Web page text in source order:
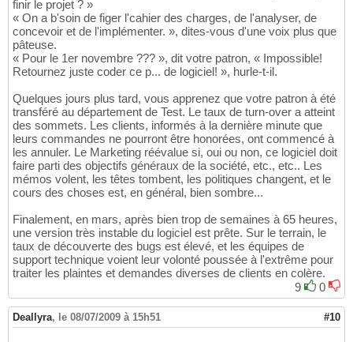
finir le projet ? »
« On a b'soin de figer l'cahier des charges, de l'analyser, de
concevoir et de l'implémenter. », dites-vous d'une voix plus que
pâteuse.
« Pour le 1er novembre ??? », dit votre patron, « Impossible!
Retournez juste coder ce p... de logiciel! », hurle-t-il.
Quelques jours plus tard, vous apprenez que votre patron à été
transféré au département de Test. Le taux de turn-over a atteint
des sommets. Les clients, informés à la dernière minute que
leurs commandes ne pourront être honorées, ont commencé à
les annuler. Le Marketing réévalue si, oui ou non, ce logiciel doit
faire parti des objectifs généraux de la société, etc., etc.. Les
mémos volent, les têtes tombent, les politiques changent, et le
cours des choses est, en général, bien sombre...
Finalement, en mars, après bien trop de semaines à 65 heures,
une version très instable du logiciel est prête. Sur le terrain, le
taux de découverte des bugs est élevé, et les équipes de
support technique voient leur volonté poussée à l'extrême pour
traiter les plaintes et demandes diverses de clients en colère.
9
0
Deallyra, le 08/07/2009 à 15h51 #10